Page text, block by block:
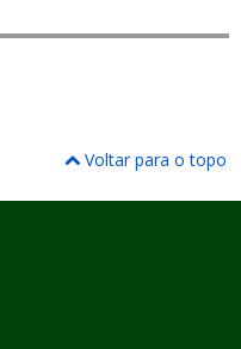
Voltar para o topo